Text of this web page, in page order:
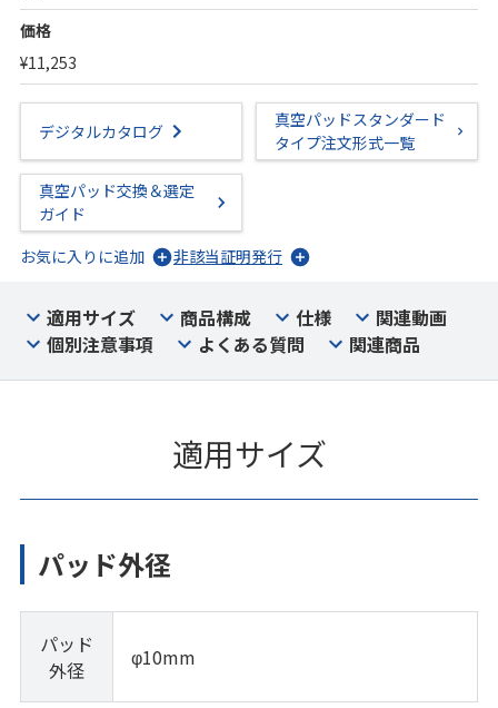
価格
¥11,253
デジタルカタログ
真空パッドスタンダード
タイプ注文形式一覧
真空パッド交換＆選定
ガイド
お気に入りに追加
非該当証明発行
適用サイズ 商品構成 仕様
関連動画
個別注意事項
よくある質問 関連商品
適用サイズ
パッド外径
パッド
外径
φ10mm